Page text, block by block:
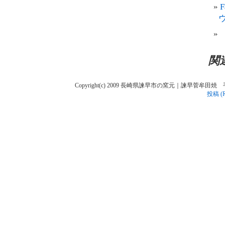
関
Copyright(c) 2009 長崎県諫早市の窯元｜諫早菅牟田焼
投稿